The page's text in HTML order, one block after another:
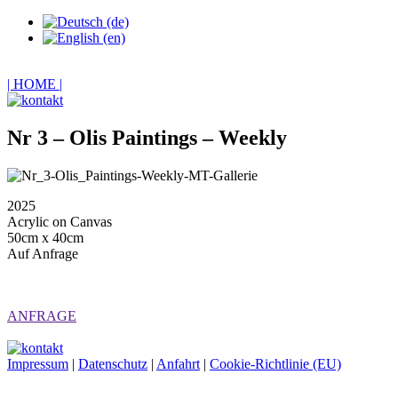
| HOME |
Nr 3 – Olis Paintings – Weekly
2025
Acrylic on Canvas
50cm x 40cm
Auf Anfrage
ANFRAGE
Impressum | Datenschutz | Anfahrt | Cookie-Richtlinie (EU)